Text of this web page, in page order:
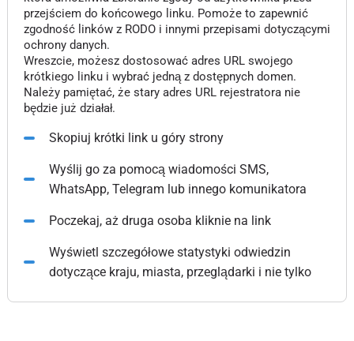
przejściem do końcowego linku. Pomoże to zapewnić
zgodność linków z RODO i innymi przepisami dotyczącymi
ochrony danych.
Wreszcie, możesz dostosować adres URL swojego
krótkiego linku i wybrać jedną z dostępnych domen.
Należy pamiętać, że stary adres URL rejestratora nie
będzie już działał.
Skopiuj krótki link u góry strony
Wyślij go za pomocą wiadomości SMS,
WhatsApp, Telegram lub innego komunikatora
Poczekaj, aż druga osoba kliknie na link
Wyświetl szczegółowe statystyki odwiedzin
dotyczące kraju, miasta, przeglądarki i nie tylko